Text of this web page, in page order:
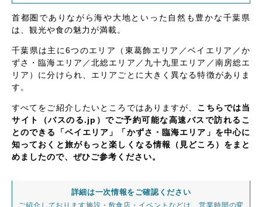
首都圏でありながら海や大地といった自然も豊かな千葉県
は、観光や食の魅力が満載。
千葉県は主に6つのエリア（東葛飾エリア／ベイエリア／か
ずさ・臨海エリア／北総エリア／九十九里エリア／南房総エ
リア）に分けられ、エリアごとに大きく異なる特徴がありま
す。
すべてをご紹介したいところではありますが、 こちらでは当
サイト（バスのる.jp）でご予約可能な高速バスで訪れるこ
とのできる「ベイエリア」「かずさ・臨海エリア」を中心に
知っておくと旅がもっと楽しくなる情報（見どころ）をまと
めましたので、ぜひご参考ください。
詳細は一次情報をご確認ください
ご紹介しております施設・飲食店・イベントなどは、営業時間の変